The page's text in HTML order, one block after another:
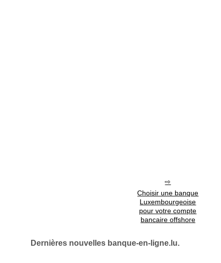
Choisir une banque
Luxembourgeoise
pour votre compte
bancaire offshore
Dernières nouvelles banque-en-ligne.lu.